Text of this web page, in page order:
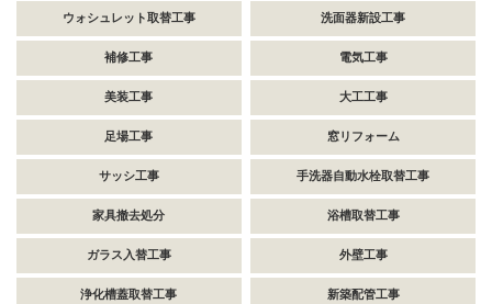
ウォシュレット取替工事 洗面器新設工事
補修工事 電気工事
美装工事 大工工事
足場工事 窓リフォーム
サッシ工事 手洗器自動水栓取替工事
家具撤去処分 浴槽取替工事
ガラス入替工事 外壁工事
浄化槽蓋取替工事 新築配管工事